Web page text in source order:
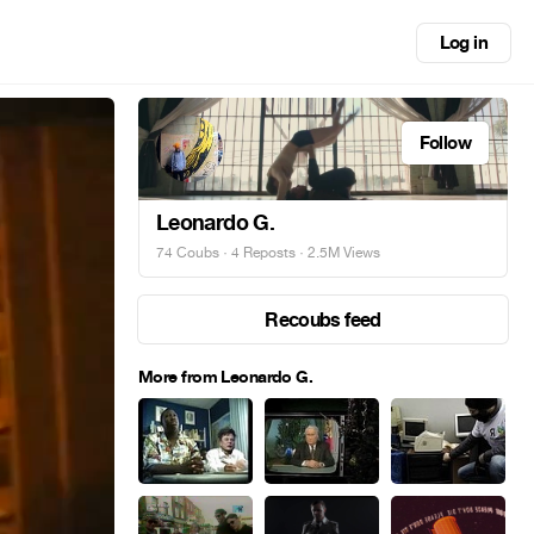
Log in
Follow
Leonardo G.
74 Coubs · 4 Reposts · 2.5M Views
Recoubs feed
More from Leonardo G.